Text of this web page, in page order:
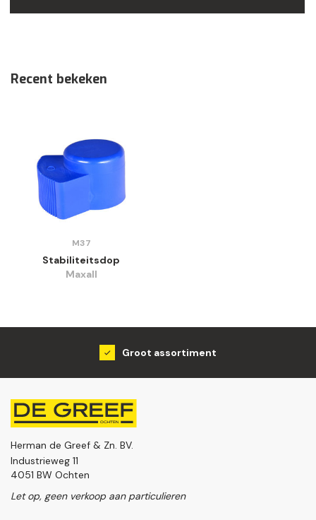
Recent bekeken
M37
Stabiliteitsdop
Maxall
Groot assortiment
Herman de Greef & Zn. BV.
Industrieweg 11
4051 BW Ochten
Let op, geen verkoop aan particulieren